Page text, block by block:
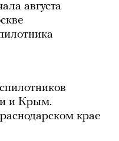
августа
и Крым.
крае